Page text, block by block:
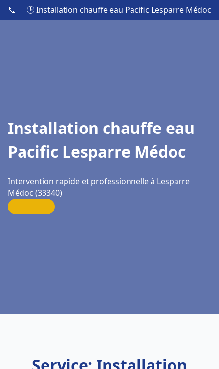
📞 🕒 Installation chauffe eau Pacific Lesparre Médoc
Installation chauffe eau
Pacific Lesparre Médoc
Intervention rapide et professionnelle à Lesparre
Médoc (33340)